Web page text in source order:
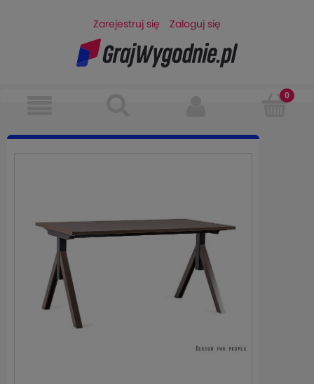
Zarejestruj się Zaloguj się